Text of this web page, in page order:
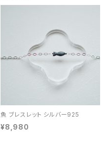
魚 ブレスレット シルバー925
¥8,980